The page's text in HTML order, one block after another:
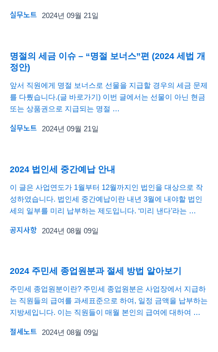
실무노트 2024년 09월 21일
명절의 세금 이슈 – “명절 보너스”편 (2024 세법 개
정안)
앞서 직원에게 명절 보너스로 선물을 지급할 경우의 세금 문제
를 다뤘습니다.(글 바로가기) 이번 글에서는 선물이 아닌 현금
또는 상품권으로 지급되는 명절 …
실무노트 2024년 09월 21일
2024 법인세 중간예납 안내
이 글은 사업연도가 1월부터 12월까지인 법인을 대상으로 작
성하였습니다. 법인세 중간예납이란 내년 3월에 내야할 법인
세의 일부를 미리 납부하는 제도입니다. ‘미리 낸다’라는 …
공지사항 2024년 08월 09일
2024 주민세 종업원분과 절세 방법 알아보기
주민세 종업원분이란? 주민세 종업원분은 사업장에서 지급하
는 직원들의 급여를 과세표준으로 하여, 일정 금액을 납부하는
지방세입니다. 이는 직원들이 매월 본인의 급여에 대하여 …
절세노트 2024년 08월 09일